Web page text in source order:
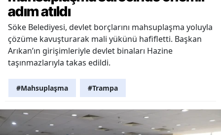
adım atıldı
Söke Belediyesi, devlet borçlarını mahsuplaşma yoluyla
çözüme kavuşturarak mali yükünü hafifletti. Başkan
Arıkan’ın girişimleriyle devlet binaları Hazine
taşınmazlarıyla takas edildi.
#Mahsuplaşma #Trampa